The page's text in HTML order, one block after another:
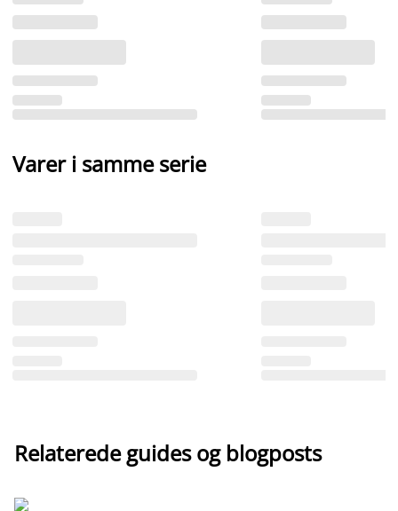
Varer i samme serie
Relaterede guides og blogposts